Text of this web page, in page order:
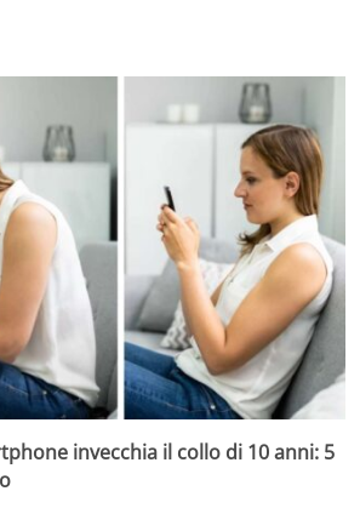
invecchia il collo di 10 anni: 5